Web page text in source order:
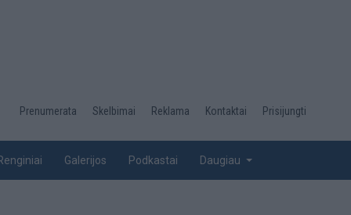
Desktop
top
Prenumerata Skelbimai Reklama Kontaktai Prisijungti
Galerijos Podkastai Daugiau